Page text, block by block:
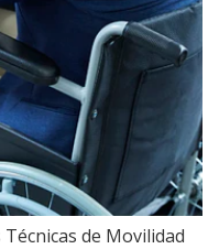
de Movilidad